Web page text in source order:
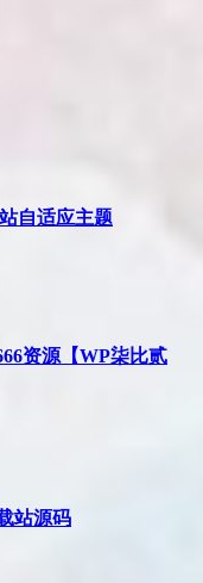
自适应主题
资源【WP柒比贰
站源码